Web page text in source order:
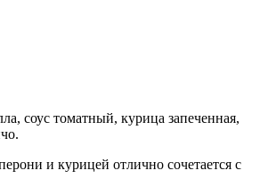
соус томатный, курица запеченная,
и курицей отлично сочетается с